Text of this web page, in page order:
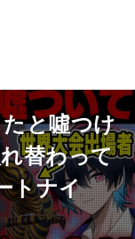
と噓つけ
替わって
トナイ